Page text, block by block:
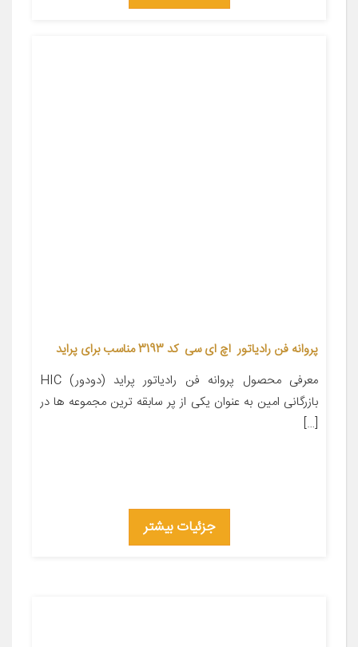
پروانه فن رادیاتور اچ ای سی کد 3193 مناسب برای پراید
معرفی محصول پروانه فن رادیاتور پراید (دودور) HIC
بازرگانی امین به عنوان یکی از پر سابقه ترین مجموعه ها در
[…]
جزئیات بیشتر